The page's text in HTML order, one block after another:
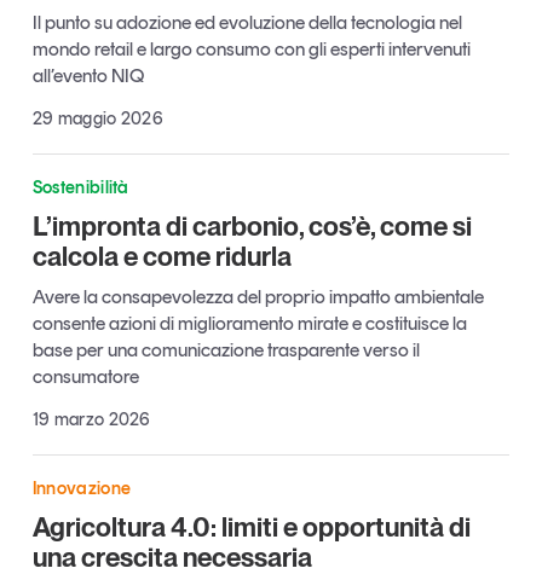
Tendenze
Leggi il magazine
Il punto su adozione ed evoluzione della tecnologia nel
mondo retail e largo consumo con gli esperti intervenuti
all’evento NIQ
29 maggio 2026
Sostenibilità
L’impronta di carbonio, cos’è, come si
calcola e come ridurla
Avere la consapevolezza del proprio impatto ambientale
consente azioni di miglioramento mirate e costituisce la
base per una comunicazione trasparente verso il
consumatore
19 marzo 2026
Innovazione
Agricoltura 4.0: limiti e opportunità di
una crescita necessaria